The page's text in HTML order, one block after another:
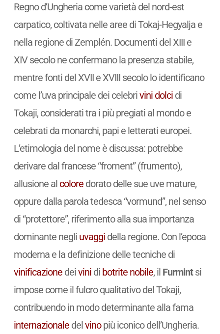
Regno d’Ungheria come varietà del nord-est
carpatico, coltivata nelle aree di Tokaj-Hegyalja e
nella regione di Zemplén. Documenti del XIII e
XIV secolo ne confermano la presenza stabile,
mentre fonti del XVII e XVIII secolo lo identificano
come l’uva principale dei celebrivini dolcidi
Tokaji, considerati tra i più pregiati al mondo e
celebrati da monarchi, papi e letterati europei.
L’etimologia del nome è discussa: potrebbe
derivare dal francese “froment” (frumento),
allusione al coloredorato delle sue uve mature,
oppure dalla parola tedesca “vormund”, nel senso
di “protettore”, riferimento alla sua importanza
dominante negli uvaggidella regione. Con l’epoca
moderna e la definizione delle tecniche di
vinificazionedeivinidi botrite nobile, il Furmintsi
impose come il fulcro qualitativo del Tokaji,
contribuendo in modo determinante alla fama
internazionaledelvinopiù iconico dell’Ungheria.